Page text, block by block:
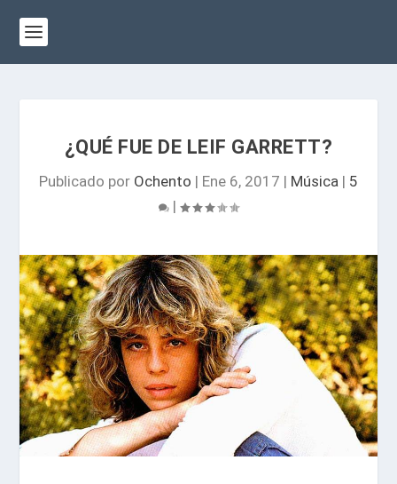
¿QUÉ FUE DE LEIF GARRETT?
Publicado por Ochento | Ene 6, 2017 | Música | 5
|